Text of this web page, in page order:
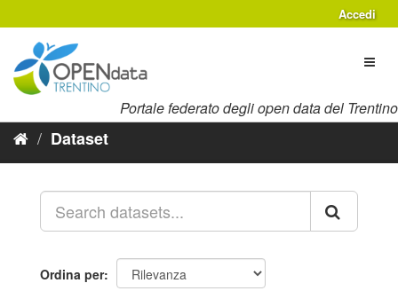
al
contenuto
Accedi
Portale federato degli open data del Trentino
Dataset
Ordina per